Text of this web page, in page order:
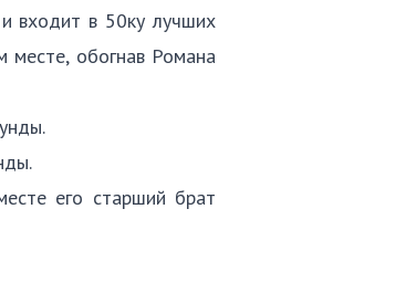
входит в 50ку лучших
обогнав Романа
его старший брат